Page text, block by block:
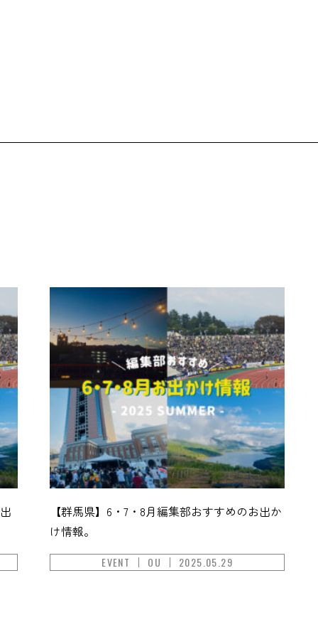
【群馬県】6・7・8月編集部おすすめのお出か
け情報。
EVENT OU 2025.05.29